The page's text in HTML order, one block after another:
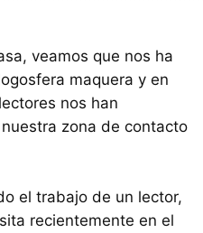
veamos que nos ha
maquera y en
nos han
zona de contacto
el trabajo de un lector,
recientemente en el